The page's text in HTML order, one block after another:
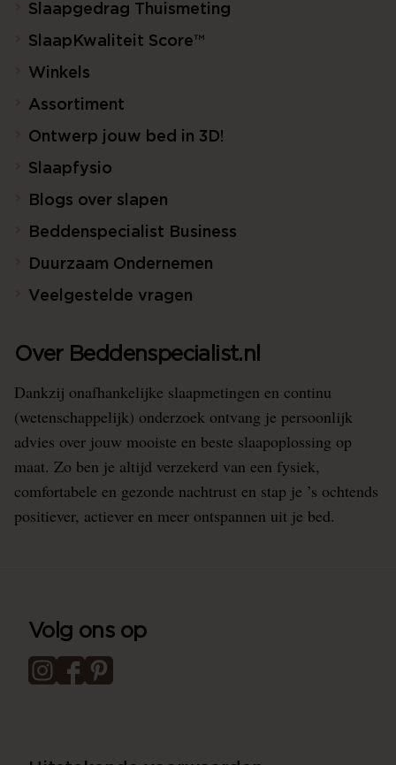
Slaapgedrag Thuismeting
SlaapKwaliteit Score™
Winkels
Assortiment
Ontwerp jouw bed in 3D!
Slaapfysio
Blogs over slapen
Beddenspecialist Business
Duurzaam Ondernemen
Veelgestelde vragen
Over Beddenspecialist.nl
Dankzij onafhankelijke slaapmetingen en continu
(wetenschappelijk) onderzoek ontvang je persoonlijk
advies over jouw mooiste en beste slaapoplossing op
maat. Zo ben je altijd verzekerd van een fysiek,
comfortabele en gezonde nachtrust en stap je ’s ochtends
positiever, actiever en meer ontspannen uit je bed.
Volg ons op